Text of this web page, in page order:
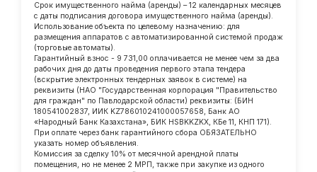
Срок имущественного найма (аренды) – 12 календарных месяцев
с даты подписания договора имущественного найма (аренды).
Использование объекта по целевому назначению: для
размещения аппаратов с автоматизированной системой продаж
(торговые автоматы).
Гарантийный взнос - 9 731,00 оплачивается не менее чем за два
рабочих дня до даты проведения первого этапа тендера
(вскрытие электронных тендерных заявок в системе) на
реквизиты (НАО "Государственная корпорация "Правительство
для граждан" по Павлодарской области) реквизиты: (БИН
180541002837, ИИК KZ786010241000057658, Банк АО
«Народный Банк Казахстана», БИК HSBKKZKX, КБе 11, КНП 171).
При оплате через банк гарантийного сбора ОБЯЗАТЕЛЬНО
указать номер объявления.
Комиссия за сделку 10% от месячной арендной платы
помещения, но не менее 2 МРП, также при закупке из одного